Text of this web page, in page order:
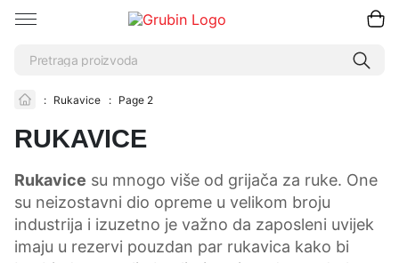
: Rukavice : Page 2
RUKAVICE
Rukavice su mnogo više od grijača za ruke. One
su neizostavni dio opreme u velikom broju
industrija i izuzetno je važno da zaposleni uvijek
imaju u rezervi pouzdan par rukavica kako bi